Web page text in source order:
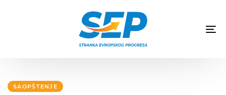
SAOPŠTENJE